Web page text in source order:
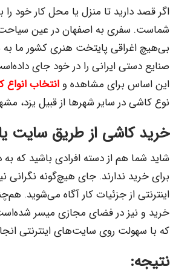
اگر قصد دارید تا منزل یا محل کار خود را
شماست. سفری به اصفهان در عین سیاحت
بی‌هیچ اغراقی پایتخت هنری کشور ما به
صنایع دستی ایرانی را در خود جای
این اساس برای مشاهده وانتخاب
نوع کاشی در سایر شهرها از قبیل یزد،
خرید کاشی از طریق سایت یا
شاید شما هم از دسته افرادی باشید که
برای خرید ندارند. جای هیچ‌گونه
اینترنتی از جزئیات کار آگاه می‌شوید.
خرید و نیز در فضای مجازی میسر
که با سهولت روی سایت‌های اینترنتی
نتیجه: